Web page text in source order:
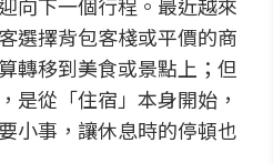
選擇背包客棧或平價的商
轉移到美食或景點上；但
是從「住宿」本身開始，
小事，讓休息時的停頓也